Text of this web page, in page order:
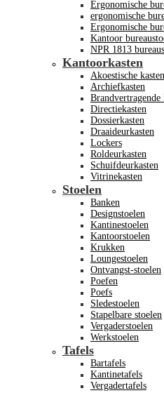
Ergonomische
ergonomische
Ergonomische
Kantoor
NPR 1813
Kantoorkasten
Akoestische kasten
Archiefkasten
Brandvertragende
Directiekasten
Dossierkasten
Draaideurkasten
Lockers
Roldeurkasten
Schuifdeurkasten
Vitrinekasten
Stoelen
Banken
Designstoelen
Kantinestoelen
Kantoorstoelen
Krukken
Loungestoelen
Ontvangst-stoelen
Poefen
Poefs
Sledestoelen
Stapelbare stoelen
Vergaderstoelen
Werkstoelen
Tafels
Bartafels
Kantinetafels
Vergadertafels